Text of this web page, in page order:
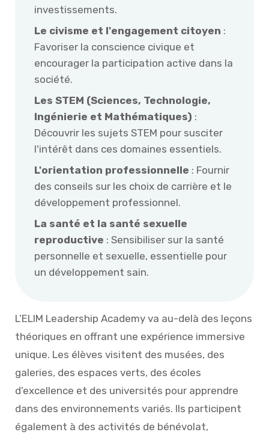
investissements.
Le civisme et l'engagement citoyen :
Favoriser la conscience civique et
encourager la participation active dans la
société.
Les STEM (Sciences, Technologie,
Ingénierie et Mathématiques) :
Découvrir les sujets STEM pour susciter
l'intérêt dans ces domaines essentiels.
L'orientation professionnelle : Fournir
des conseils sur les choix de carrière et le
développement professionnel.
La santé et la santé sexuelle
reproductive : Sensibiliser sur la santé
personnelle et sexuelle, essentielle pour
un développement sain.
L’ELIM Leadership Academy va au-delà des leçons
théoriques en offrant une expérience immersive
unique. Les élèves visitent des musées, des
galeries, des espaces verts, des écoles
d’excellence et des universités pour apprendre
dans des environnements variés. Ils participent
également à des activités de bénévolat,